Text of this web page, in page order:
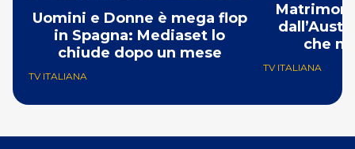
Uomini e Donne è mega flop
in Spagna: Mediaset lo
chiude dopo un mese
TV ITALIANA
che
TV ITALIANA